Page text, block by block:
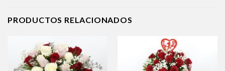
PRODUCTOS RELACIONADOS